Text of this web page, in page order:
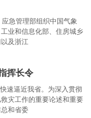
急管理部组织中国气象
业和信息化部、住房城乡
及浙江
挥长令
速逼近我省。为深入贯彻
灾工作的重要论述和重要
和省委